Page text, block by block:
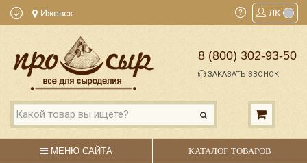
Ижевск ЛК
8 (800) 302-93-50
ЗАКАЗАТЬ ЗВОНОК
МЕНЮ САЙТА КАТАЛОГ ТОВАРОВ